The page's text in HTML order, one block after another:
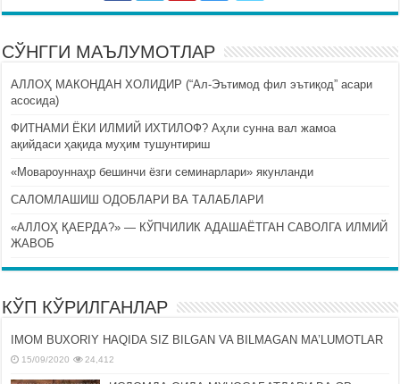
СЎНГГИ МАЪЛУМОТЛАР
АЛЛОҲ МАКОНДАН ХОЛИДИР (“Ал-Эътимод фил эътиқод” асари
асосида)
ФИТНАМИ ЁКИ ИЛМИЙ ИХТИЛОФ? Аҳли сунна вал жамоа
ақийдаси ҳақида муҳим тушунтириш
«Мовароуннаҳр бешинчи ёзги семинарлари» якунланди
САЛОМЛАШИШ ОДОБЛАРИ ВА ТАЛАБЛАРИ
«АЛЛОҲ ҚАЕРДА?» — КЎПЧИЛИК АДАШАЁТГАН САВОЛГА ИЛМИЙ
ЖАВОБ
КЎП КЎРИЛГАНЛАР
IMOM BUXORIY HAQIDA SIZ BILGAN VA BILMAGAN MA’LUMOTLAR
15/09/2020 24,412